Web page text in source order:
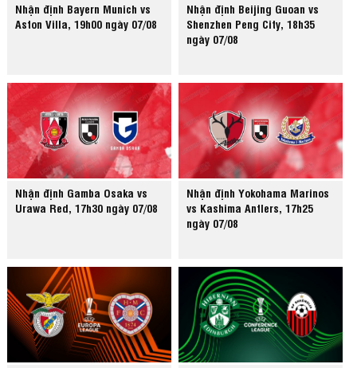
Nhận định Bayern Munich vs
Aston Villa, 19h00 ngày 07/08
Nhận định Beijing Guoan vs
Shenzhen Peng City, 18h35
ngày 07/08
Nhận định Gamba Osaka vs
Urawa Red, 17h30 ngày 07/08
Nhận định Yokohama Marinos
vs Kashima Antlers, 17h25
ngày 07/08